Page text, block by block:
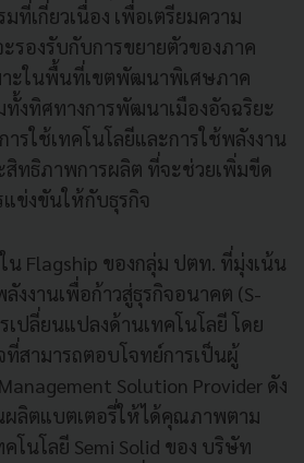
ที่เกี่ยวเนื่อง เพื่อเตรียมความ
รองรับกับการขยายตัวของภาค
าะในพื้นที่เขตพัฒนาพิเศษภาค
งทิศทางการพัฒนาเมืองอัจฉริยะ
รใช้เทคโนโลยีและการใช้พลังงาน
สิทธิภาพการผลิต ที่จะช่วยเพิ่มขีด
ข่งขันให้กับธุรกิจ
น Flagship ของกลุ่ม ปตท. ที่มุ่งเน้น
งงานเพื่อก้าวสู่ธุรกิจอนาคต (S-
เปลี่ยนแปลงด้านเทคโนโลยี โดย
ที่สามารถตอบโจทย์การเป็นผู้
Solution Provider ดัง
ผลิตแบตเตอรี่ให้ได้คุณภาพตาม
โนโลยี Semi Solid ของ บริษัท